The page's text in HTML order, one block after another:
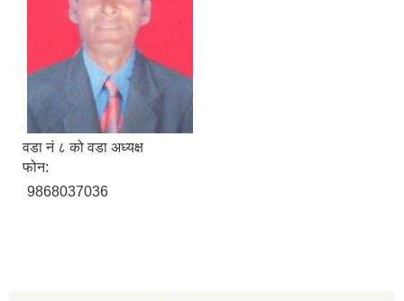
वडा नं ८ को वडा अध्यक्ष
फोन:
9868037036